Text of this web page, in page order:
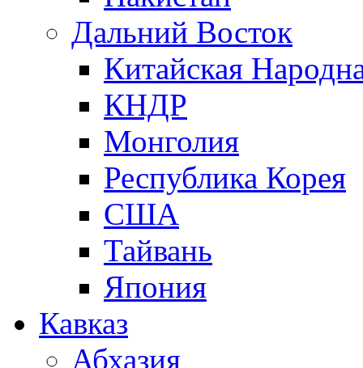
Дальний Восток
Китайская
КНДР
Монголия
Республика Корея
США
Тайвань
Япония
Кавказ
Абхазия